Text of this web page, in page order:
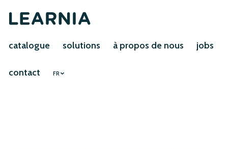
catalogue solutions à propos de nous jobs
contact FR